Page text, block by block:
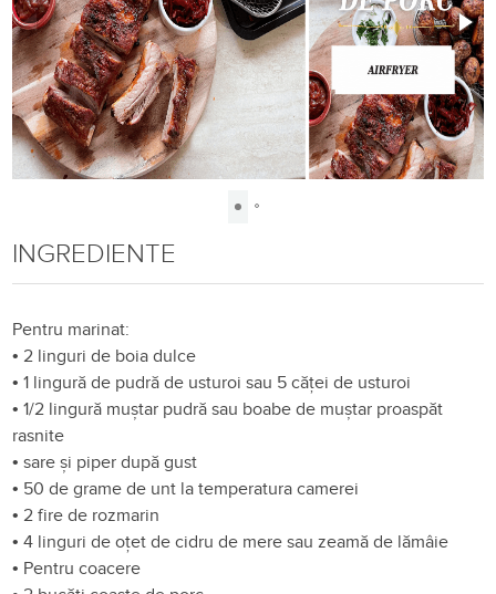
INGREDIENTE
Pentru marinat:
• 2 linguri de boia dulce
•1 lingură de pudră de usturoi sau 5 căței de usturoi
•1/2 lingură muștar pudră sau boabe de muștar proaspăt
rasnite
•sare și piper după gust
• 50 de grame de unt la temperatura camerei
• 2 fire de rozmarin
•4 linguri de oțet de cidru de mere sau zeamă de lămâie
• Pentru coacere